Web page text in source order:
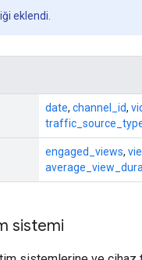
eklendi.
date, channel_id,
engaged_views,
sistemi